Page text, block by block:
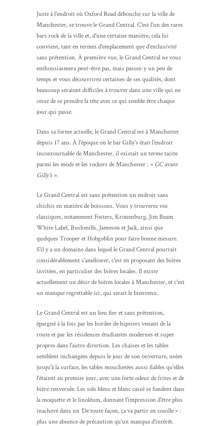
Juste à l'endroit où Oxford Road débouche sur la ville de
Manchester, se trouve le Grand Central. C'est l'un des rares
bars rock de la ville et, d'une certaine manière, cela lui
convient, tant en termes d'emplacement que d'exclusivité
sans prétention. À première vue, le Grand Central ne vous
enthousiasmera peut-être pas, mais passez-y un peu de
temps et vous découvrirez certaines de ses qualités, dont
beaucoup seraient difficiles à trouver dans une ville qui ne
cesse de se prendre la tête avec ce qui semble être chaque
jour qui passe.
Dans sa forme actuelle, le Grand Central est à Manchester
depuis 17 ans. À l'époque où le bar Gilly's était l'endroit
incontournable de Manchester, il existait un terme tacite
parmi les mods et les rockers de Manchester : « GC avant
Gilly's ».
Le Grand Central est sans prétention un endroit sans
chichis en matière de boissons. Vous y trouverez vos
classiques, notamment Fosters, Kronenburg, Jim Beam
White Label, Bushmills, Jameson et Jack, ainsi que
quelques Trooper et Hobgoblin pour faire bonne mesure.
S'il y a un domaine dans lequel le Grand Central pourrait
considérablement s'améliorer, c'est en proposant des bières
invitées, en particulier des bières locales. Il existe
actuellement un désir de bières locales à Manchester, et c'est
un manque regrettable ici, qui serait le bienvenu.
Le Grand Central est un lieu fier et sans prétention,
épargné à la fois par les hordes de hipsters venant de la
route et par les résidences étudiantes modernes et super
propres dans l'autre direction. Les chaises et les tables
semblent inchangées depuis le jour de son ouverture, usées
jusqu'à la surface, les tables mouchetées aussi fiables qu'elles
l'étaient au premier jour, avec une forte odeur de frites et de
bière renversée. Les sols bleus et blanc cassé se fondent dans
la moquette et le linoléum, donnant l'impression d'être plus
inachevé dans un De toute façon, ça va partir en couille » :
plus une absence de précaution qu'un manque d'intérêt.